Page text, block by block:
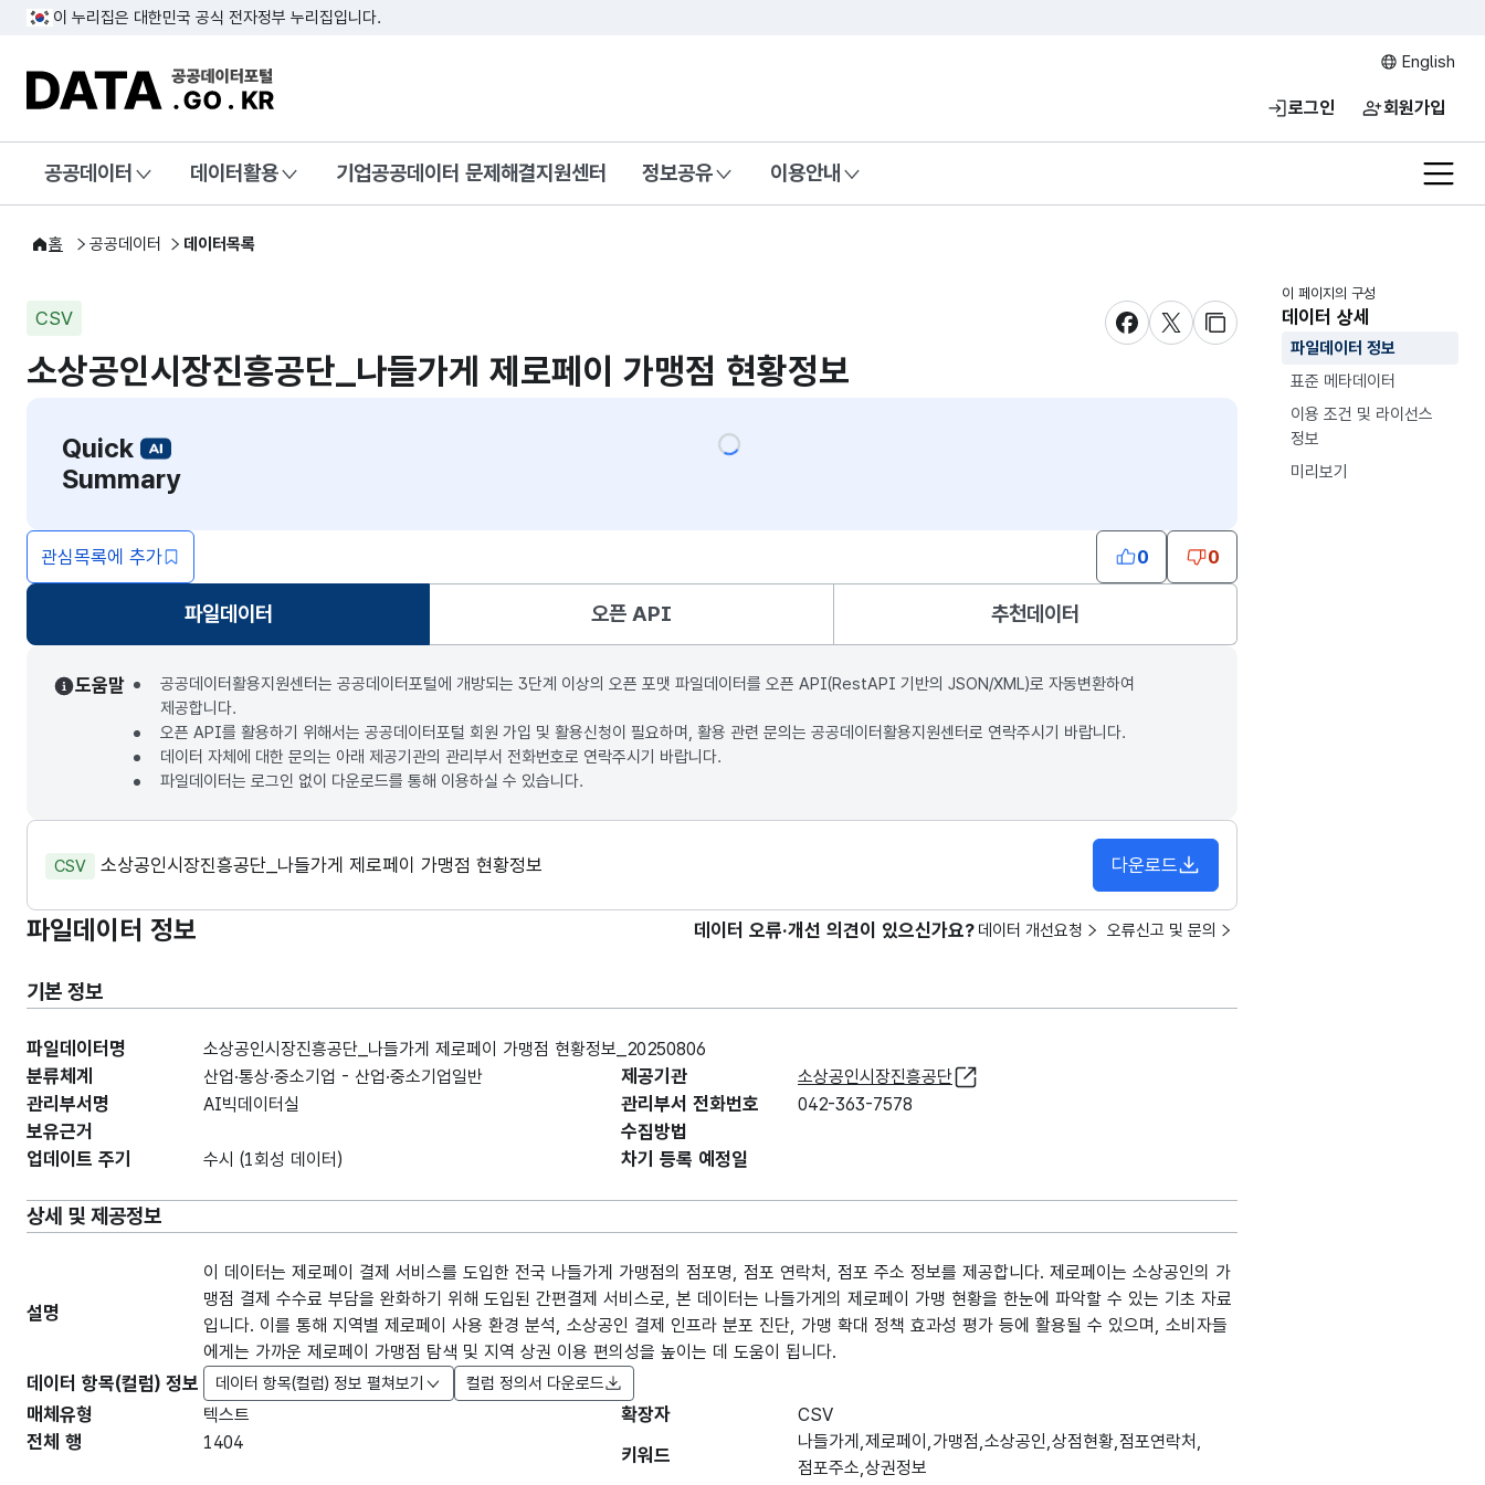
이 누리집은 대한민국 공식 전자정부 누리집입니다.
DATA.GO.KR 공공데이터포털
English
로그인 회원가입
전체
공공데이터 데이터활용 기업공공데이터 문제해결지원센터 정보공유 이용안내
홈 공공데이터 데이터목록
CSV
새창 열림새창 열림새창 열림
소상공인시장진흥공단_나들가게 제로페이 가맹점 현황정보
Quick
Summary
관심목록에 추가 0 0
파일데이터
선택됨
오픈 API 추천데이터
이 페이지의 구성
데이터 상세
파일데이터 정보
표준 메타데이터
이용 조건 및 라이선스
정보
미리보기
도움말
공공데이터활용지원센터는 공공데이터포털에 개방되는 3단계 이상의 오픈 포맷 파일데이터를 오픈 API(RestAPI 기반의 JSON/XML)로 자동변환하여
제공합니다.
오픈 API를 활용하기 위해서는 공공데이터포털 회원 가입 및 활용신청이 필요하며, 활용 관련 문의는 공공데이터활용지원센터로 연락주시기 바랍니다.
데이터 자체에 대한 문의는 아래 제공기관의 관리부서 전화번호로 연락주시기 바랍니다.
파일데이터는 로그인 없이 다운로드를 통해 이용하실 수 있습니다.
CSV 소상공인시장진흥공단_나들가게 제로페이 가맹점 현황정보 다운로드
파일데이터 정보 데이터 오류·개선 의견이 있으신가요? 데이터 개선요청 오류신고 및 문의
기본 정보
파일데이터명 소상공인시장진흥공단_나들가게 제로페이 가맹점 현황정보_20250806
분류체계 산업·통상·중소기업 - 산업·중소기업일반 제공기관 소상공인시장진흥공단
관리부서명 AI빅데이터실 관리부서 전화번호 042-363-7578
보유근거
수집방법
업데이트 주기
수시 (1회성 데이터) 차기 등록 예정일
상세 및 제공정보
설명
이 데이터는 제로페이 결제 서비스를 도입한 전국 나들가게 가맹점의 점포명, 점포 연락처, 점포 주소 정보를 제공합니다. 제로페이는 소상공인의 가
맹점 결제 수수료 부담을 완화하기 위해 도입된 간편결제 서비스로, 본 데이터는 나들가게의 제로페이 가맹 현황을 한눈에 파악할 수 있는 기초 자료
입니다. 이를 통해 지역별 제로페이 사용 환경 분석, 소상공인 결제 인프라 분포 진단, 가맹 확대 정책 효과성 평가 등에 활용될 수 있으며, 소비자들
에게는 가까운 제로페이 가맹점 탐색 및 지역 상권 이용 편의성을 높이는 데 도움이 됩니다.
데이터 항목(컬럼) 정보 데이터 항목(컬럼) 정보 펼쳐보기 컬럼 정의서 다운로드
항목명
(영문명)
매체유형 텍스트 확장자 CSV
전체 행 1404
키워드
나들가게,제로페이,가맹점,소상공인,상점현황,점포연락처,
점포주소,상권정보